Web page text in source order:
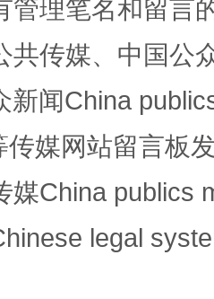
术幻境
管理笔名和留言
共传媒、中国公
新闻China
媒网站留言板
媒China publics
legal